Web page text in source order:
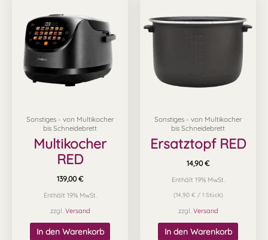
Sonstiges - von Multikocher
bis Schneidebrett
Multikocher
RED
139,00€
Enthält 19% MwSt.
zzgl. Versand
In den Warenkorb
Sonstiges - von Multikocher
bis Schneidebrett
Ersatztopf RED
14,90€
Enthält 19% MwSt.
(14,90 € / 1 Stück)
zzgl. Versand
In den Warenkorb